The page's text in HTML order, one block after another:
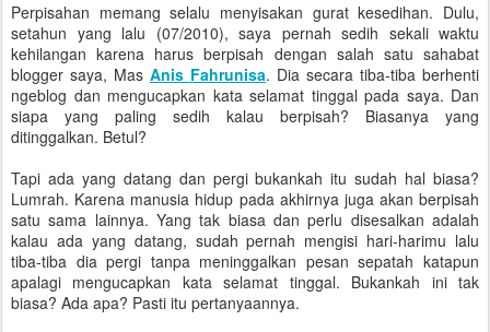
Perpisahan memang selalu menyisakan gurat kesedihan. Dulu,
setahun yang lalu (07/2010), saya pernah sedih sekali waktu
kehilangan karena harus berpisah dengan salah satu sahabat
blogger saya, Mas Anis Fahrunisa. Dia secara tiba-tiba berhenti
ngeblog dan mengucapkan kata selamat tinggal pada saya. Dan
siapa yang paling sedih kalau berpisah? Biasanya yang
ditinggalkan. Betul?
Tapi ada yang datang dan pergi bukankah itu sudah hal biasa?
Lumrah. Karena manusia hidup pada akhirnya juga akan berpisah
satu sama lainnya. Yang tak biasa dan perlu disesalkan adalah
kalau ada yang datang, sudah pernah mengisi hari-harimu lalu
tiba-tiba dia pergi tanpa meninggalkan pesan sepatah katapun
apalagi mengucapkan kata selamat tinggal. Bukankah ini tak
biasa? Ada apa? Pasti itu pertanyaannya.